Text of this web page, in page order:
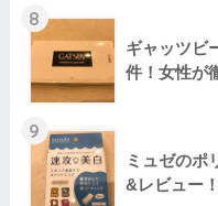
8
ギャッツビ
件！女性が
9
ミュゼのポ
&レビュー